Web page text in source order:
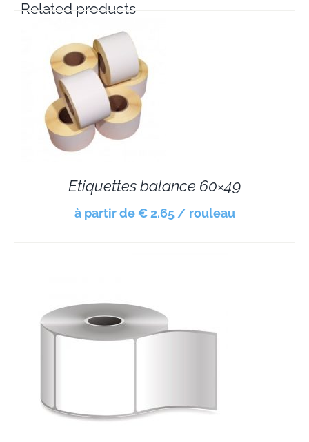
Related products
Etiquettes balance 60×49
à partir de € 2.65 / rouleau